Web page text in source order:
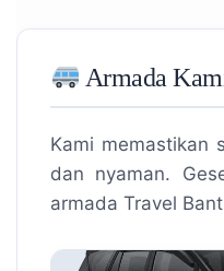
Armada
Kami memastikan
dan nyaman.
armada Travel